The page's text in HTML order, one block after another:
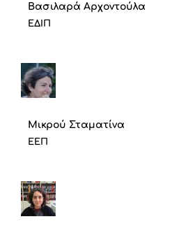
Βασιλαρά Αρχοντούλα
ΕΔΙΠ
Μικρού Σταματίνα
ΕΕΠ